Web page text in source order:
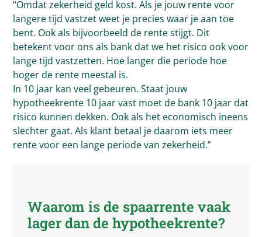
“Omdat zekerheid geld kost. Als je jouw rente voor
langere tijd vastzet weet je precies waar je aan toe
bent. Ook als bijvoorbeeld de rente stijgt. Dit
betekent voor ons als bank dat we het risico ook voor
lange tijd vastzetten. Hoe langer die periode hoe
hoger de rente meestal is.
In 10 jaar kan veel gebeuren. Staat jouw
hypotheekrente 10 jaar vast moet de bank 10 jaar dat
risico kunnen dekken. Ook als het economisch ineens
slechter gaat. Als klant betaal je daarom iets meer
rente voor een lange periode van zekerheid.”
Waarom is de spaarrente vaak
lager dan de hypotheekrente?